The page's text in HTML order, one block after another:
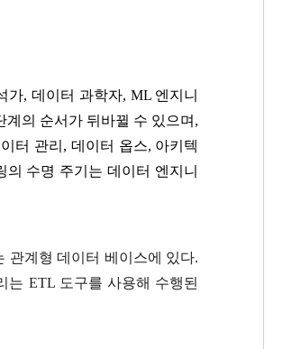
가, 데이터 과학자, ML 엔지니
의 순서가 뒤바뀔 수 있으며,
터 관리, 데이터 옵스, 아키텍
수명 주기는 데이터 엔지니
관계형 데이터 베이스에 있다.
는 ETL 도구를 사용해 수행된